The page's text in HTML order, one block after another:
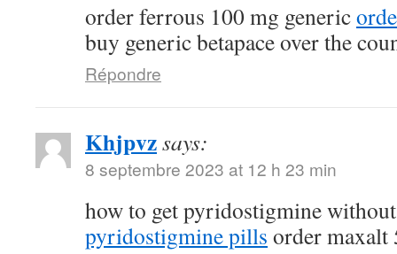
order ferrous 100 mg generic
buy generic betapace over the
Répondre
Khjpvzsays:
8 septembre 2023 at 12 h 23 min
how to get pyridostigmine
pyridostigmine pills order